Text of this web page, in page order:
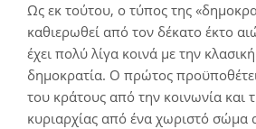
Ως εκ τούτου, ο τύπος της
καθιερωθεί από τον δέκατο έκτο
έχει πολύ λίγα κοινά με την
δημοκρατία. Ο πρώτος
του κράτους από την κοινωνία και
κυριαρχίας από ένα χωριστό